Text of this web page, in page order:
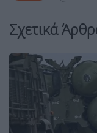
Σχετικά